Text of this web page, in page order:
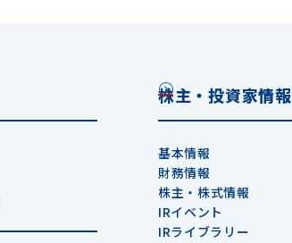
株主・投資家情報
基本情報
財務情報
株主・株式情報
IRイベント
IRライブラリー